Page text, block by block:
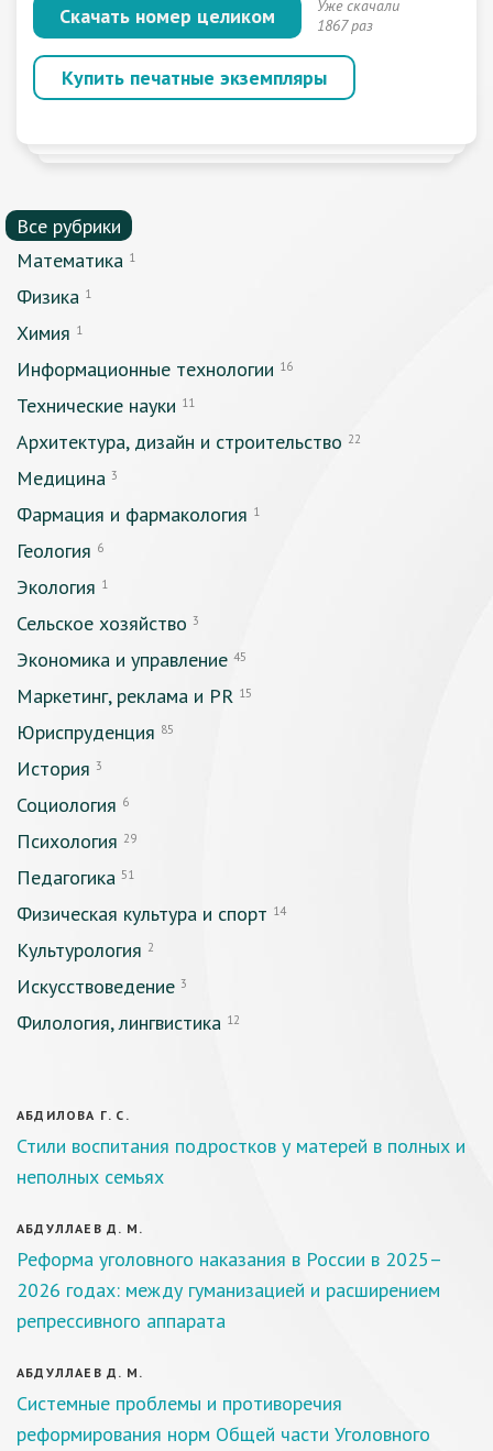
Скачать номер целиком
Уже скачали
1867 раз
Купить печатные экземпляры
Все рубрики
Математика 1
Физика 1
Химия 1
Информационные технологии 16
Технические науки 11
Архитектура, дизайн и строительство 22
Медицина 3
Фармация и фармакология 1
Геология 6
Экология 1
Сельское хозяйство 3
Экономика и управление 45
Маркетинг, реклама и PR 15
Юриспруденция 85
История 3
Социология 6
Психология 29
Педагогика 51
Физическая культура и спорт 14
Культурология 2
Искусствоведение 3
Филология, лингвистика 12
АБДИЛОВА Г. С.
Стили воспитания подростков у матерей в полных и
неполных семьях
АБДУЛЛАЕВ Д. М.
Реформа уголовного наказания в России в 2025–
2026 годах: между гуманизацией и расширением
репрессивного аппарата
АБДУЛЛАЕВ Д. М.
Системные проблемы и противоречия
реформирования норм Общей части Уголовного